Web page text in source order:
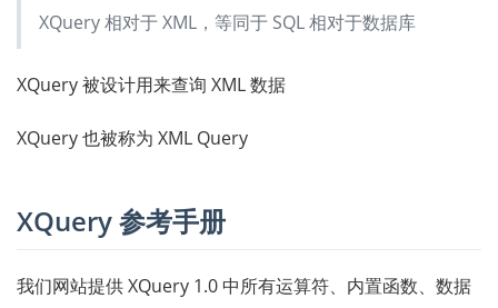
XQuery 相对于 XML，等同于 SQL 相对于数据库
XQuery 被设计用来查询 XML 数据
XQuery 也被称为 XML Query
XQuery 参考手册
我们网站提供 XQuery 1.0 中所有运算符、内置函数、数据